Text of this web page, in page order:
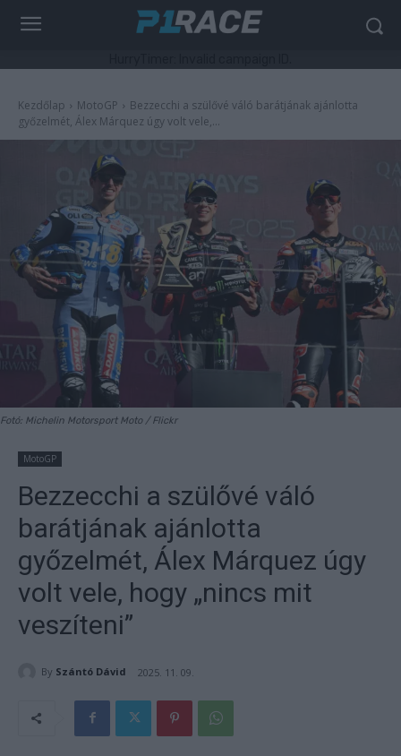
Kezdőlap MotoGP
Bezzecchi a szülővé váló barátjának ajánlotta
győzelmét, Álex Márquez úgy volt vele,...
Fotó: Michelin Motorsport Moto / Flickr
MotoGP
Bezzecchi a szülővé váló
barátjának ajánlotta
győzelmét, Álex Márquez úgy
volt vele, hogy „nincs mit
veszíteni”
By Szántó Dávid 2025. 11. 09.